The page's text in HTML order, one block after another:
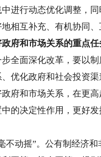
进行动态优化调整，
相互补充、有机协同、
府和市场关系的重点任
面深化改革，要以制
优化政府和社会投资
府和市场关系，在更
的决定性作用，更好
动摇”。公有制经济和